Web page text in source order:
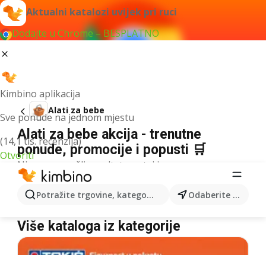
Aktualni katalozi uvijek pri ruci
Dodajte u Chrome – BESPLATNO
Kimbino aplikacija
Sve ponude na jednom mjestu
(14,1 tis. recenzija)
Otvoriti
Potražite trgovine, kategorije, proizvode... Odaberite grad
Alati za bebe
Alati za bebe akcija - trenutne
ponude, promocije i popusti 🛒
Nismo pronašli rezultate za taj izraz.
Alati za bebe u akciji - Gdje kupiti?
Lidl Alati za bebe
Više kataloga iz kategorije